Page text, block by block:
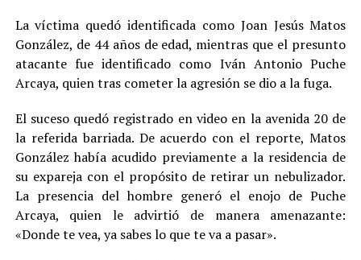
La víctima quedó identificada como Joan Jesús Matos
González, de 44 años de edad, mientras que el presunto
atacante fue identificado como Iván Antonio Puche
Arcaya, quien tras cometer la agresión se dio a la fuga.
El suceso quedó registrado en video en la avenida 20 de
la referida barriada. De acuerdo con el reporte, Matos
González había acudido previamente a la residencia de
su expareja con el propósito de retirar un nebulizador.
La presencia del hombre generó el enojo de Puche
Arcaya, quien le advirtió de manera amenazante:
«Donde te vea, ya sabes lo que te va a pasar».